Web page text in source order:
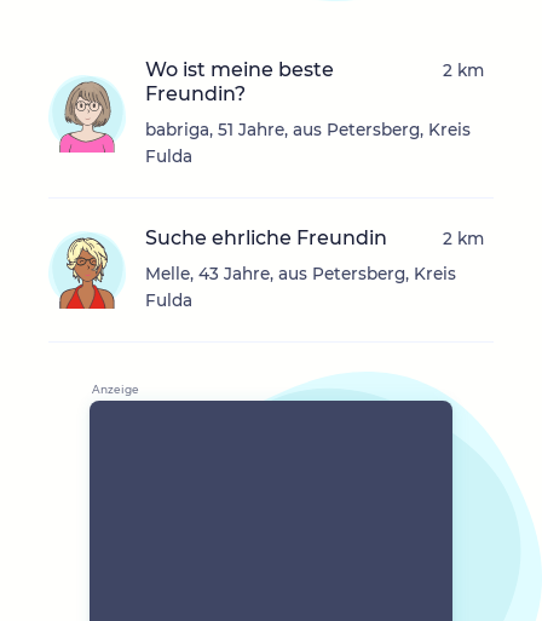
Wo ist meine beste
Freundin?
babriga, 51 Jahre, aus Petersberg, Kreis
Fulda
2 km
Suche ehrliche Freundin
Melle, 43 Jahre, aus Petersberg, Kreis
Fulda
2 km